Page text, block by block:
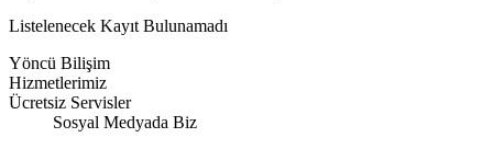
Listelenecek Kayıt Bulunamadı
Yöncü Bilişim
Hizmetlerimiz
Ücretsiz Servisler
Sosyal Medyada Biz